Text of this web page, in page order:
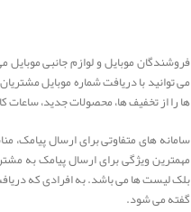
فروشندگان موبایل و لوازم جانبی
می توانید با دریافت شماره موبایل
ها را از تخفیف ها، محصولات جدید، ساعات
سامانه های متفاوتی برای ارسال پیامک،
مهمترین ویژگی برای ارسال پیامک به
بلک لیست ها می باشد. به افرادی که
گفته می شود.